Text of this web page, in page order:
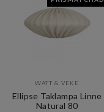
WATT & VEKE
Ellipse Taklampa Linne
Natural 80